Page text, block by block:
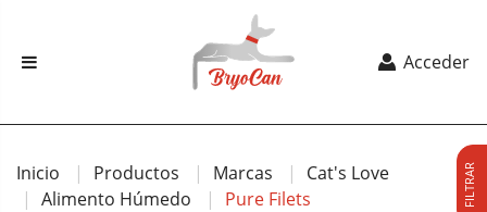
Acceder
Inicio Productos Marcas
Cat's Love
Alimento Húmedo
Pure Filets
FILTRAR